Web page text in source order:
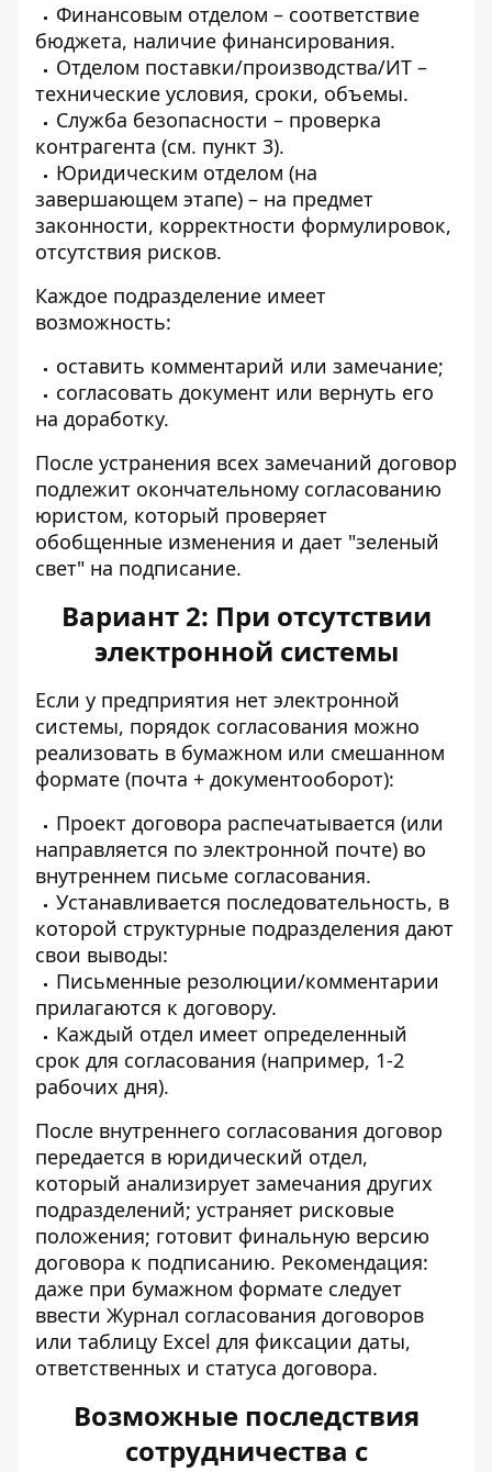
Финансовым отделом – соответствие
бюджета, наличие финансирования.
Отделом поставки/производства/ИТ –
технические условия, сроки, объемы.
Служба безопасности – проверка
контрагента (см. пункт 3).
Юридическим отделом (на
завершающем этапе) – на предмет
законности, корректности формулировок,
отсутствия рисков.
Каждое подразделение имеет
возможность:
оставить комментарий или замечание;
согласовать документ или вернуть его
на доработку.
После устранения всех замечаний договор
подлежит окончательному согласованию
юристом, который проверяет
обобщенные изменения и дает "зеленый
свет" на подписание.
Вариант 2: При отсутствии
электронной системы
Если у предприятия нет электронной
системы, порядок согласования можно
реализовать в бумажном или смешанном
формате (почта + документооборот):
Проект договора распечатывается (или
направляется по электронной почте) во
внутреннем письме согласования.
Устанавливается последовательность, в
которой структурные подразделения дают
свои выводы:
Письменные резолюции/комментарии
прилагаются к договору.
Каждый отдел имеет определенный
срок для согласования (например, 1-2
рабочих дня).
После внутреннего согласования договор
передается в юридический отдел,
который анализирует замечания других
подразделений; устраняет рисковые
положения; готовит финальную версию
договора к подписанию. Рекомендация:
даже при бумажном формате следует
ввести Журнал согласования договоров
или таблицу Excel для фиксации даты,
ответственных и статуса договора.
Возможные последствия
сотрудничества с